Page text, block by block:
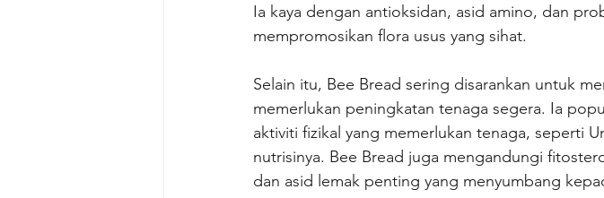
Ia kaya dengan antioksidan, asid amino, dan
mempromosikan flora usus yang sihat.
Selain itu, Bee Bread sering disarankan untuk
memerlukan peningkatan tenaga segera. Ia
aktiviti fizikal yang memerlukan tenaga, seperti
nutrisinya. Bee Bread juga mengandungi
dan asid lemak penting yang menyumbang